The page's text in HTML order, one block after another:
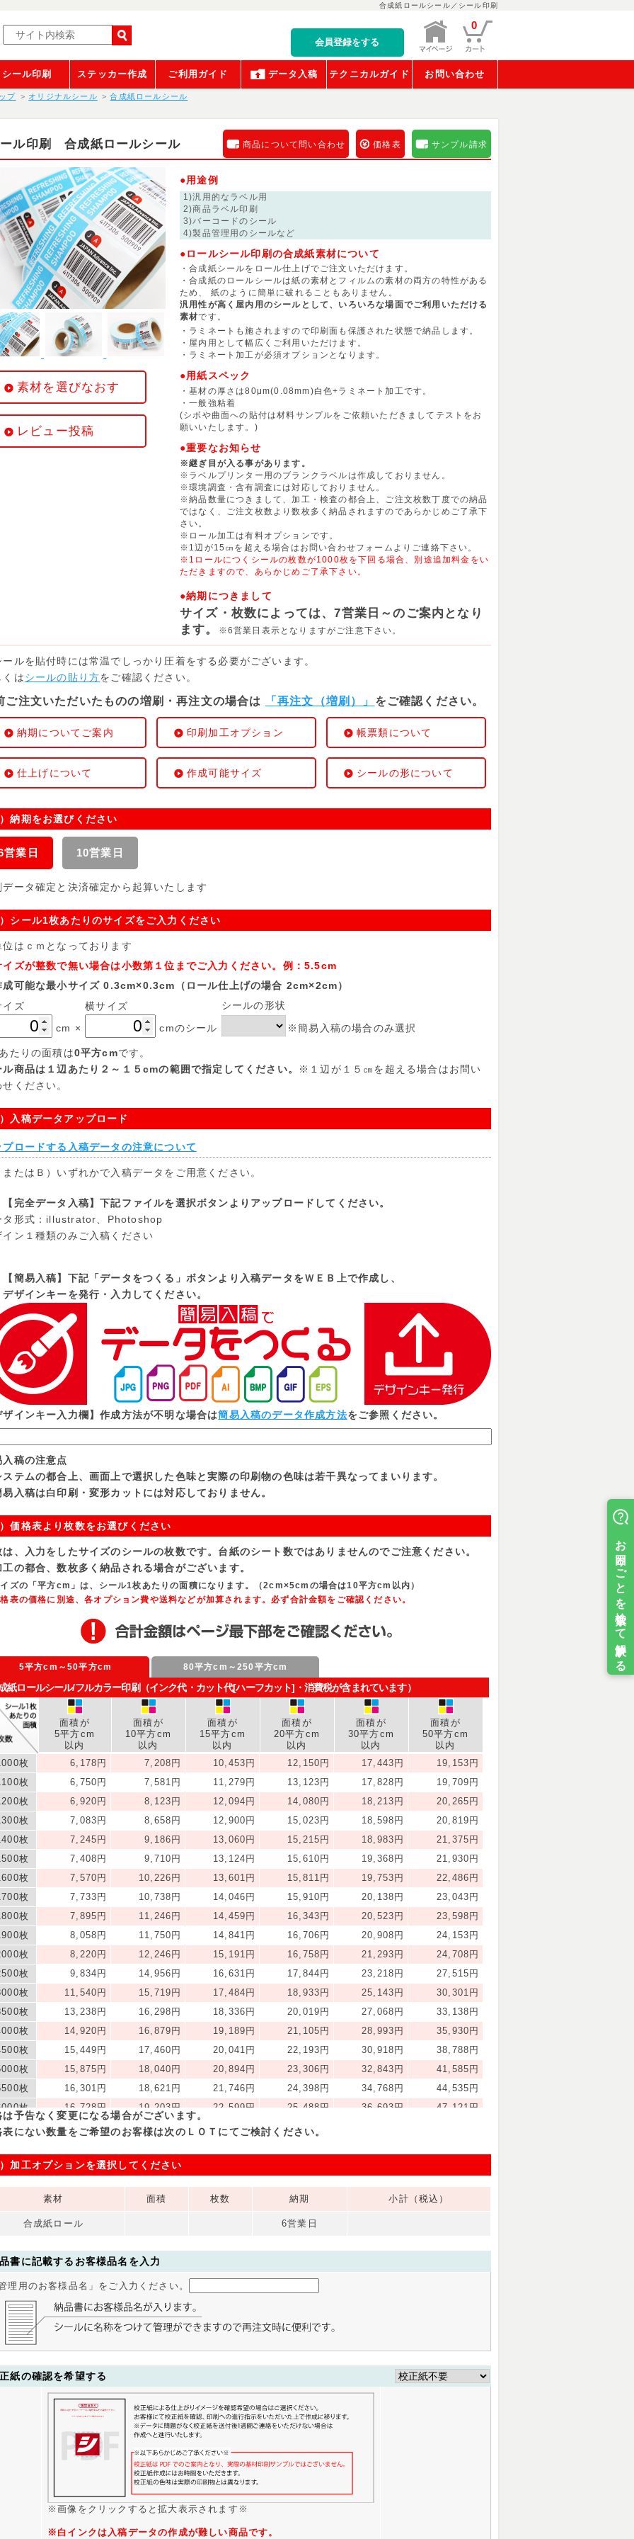
合成紙ロールシール／シール印刷
会員登録をする
0
シール印刷 ステッカー作成 ご利用ガイド データ入稿 テクニカルガイド お問い合わせ
プ オリジナルシール 合成紙ロールシール
ル印刷 合成紙ロールシール 商品について問い合わせ 価格表 サンプル請求
素材を選びなおす
レビュー投稿
●用途例
1)汎用的なラベル用
2)商品ラベル印刷
3)バーコードのシール
4)製品管理用のシールなど
●ロールシール印刷の合成紙素材について
・合成紙シールをロール仕上げでご注文いただけます。
・合成紙のロールシールは紙の素材とフィルムの素材の両方の特性がある
ため、 紙のように簡単に破れることもありません。
汎用性が高く屋内用のシールとして、いろいろな場面でご利用いただける
素材です。
・ラミネートも施されますので印刷面も保護された状態で納品します。
・屋内用として幅広くご利用いただけます。
・ラミネート加工が必須オプションとなります。
●用紙スペック
・基材の厚さは80μm(0.08mm)白色+ラミネート加工です。
・一般強粘着
(シボや曲面への貼付は材料サンプルをご依頼いただきましてテストをお
願いいたします。)
●重要なお知らせ
※継ぎ目が入る事があります。
※ラベルプリンター用のブランクラベルは作成しておりません。
※環境調査・含有調査には対応しておりません。
※納品数量につきまして、加工・検査の都合上、ご注文枚数丁度での納品
ではなく、ご注文枚数より数枚多く納品されますのであらかじめご了承下
さい。
※ロール加工は有料オプションです。
※1辺が15㎝を超える場合はお問い合わせフォームよりご連絡下さい。
※1ロールにつくシールの枚数が1000枚を下回る場合、別途追加料金をい
ただきますので、あらかじめご了承下さい。
●納期につきまして
サイズ・枚数によっては、7営業日～のご案内となり
ます。
※6営業日表示となりますがご注意下さい。
ルを貼付時には常温でしっかり圧着をする必要がございます。
くはシールの貼り方をご確認ください。
ご注文いただいたものの増刷・再注文の場合は 「再注文（増刷）」 をご確認ください。
納期についてご案内 印刷加工オプション 帳票類について
仕上げについて 作成可能サイズ シールの形について
納期をお選びください
営業日 10営業日
データ確定と決済確定から起算いたします
シール1枚あたりのサイズをご入力ください
はｃｍとなっております
ズが整数で無い場合は小数第１位までご入力ください。例：5.5cm
可能な最小サイズ 0.3cm×0.3cm（ロール仕上げの場合 2cm×2cm）
イズ
cm ×
横サイズ
cmのシール
シールの形状
※簡易入稿の場合のみ選択
たりの面積は0平方cmです。
ル商品は１辺あたり２～１５cmの範囲で指定してください。
※１辺が１５㎝を超える場合はお問い
ください。
入稿データアップロード
プロードする入稿データの注意について
またはＢ）いずれかで入稿データをご用意ください。
【完全データ入稿】下記ファイルを選択ボタンよりアップロードしてください。
タ形式：illustrator、Photoshop
イン１種類のみご入稿ください
【簡易入稿】下記「データをつくる」ボタンより入稿データをＷＥＢ上で作成し、
インキーを発行・入力してください。
ザインキー入力欄】作成方法が不明な場合は簡易入稿のデータ作成方法をご参照ください。
入稿の注意点
ステムの都合上、画面上で選択した色味と実際の印刷物の色味は若干異なってまいります。
易入稿は白印刷・変形カットには対応しておりません。
価格表より枚数をお選びください
は、入力をしたサイズのシールの枚数です。台紙のシート数ではありませんのでご注意ください。
の都合、数枚多く納品される場合がございます。
ズの「平方cm」は、シール1枚あたりの面積になります。（2cm×5cmの場合は10平方cm以内）
表の価格に別途、各オプション費や送料などが加算されます。必ず合計金額をご確認ください。
5平方cm～50平方cm 80平方cm～250平方cm
紙ロールシール/フルカラー印刷（インク代・カット代[ハーフカット]・消費税が含まれています）
面積が
5平方cm
以内
面積が
10平方cm
以内
面積が
15平方cm
以内
面積が
20平方cm
以内
面積が
30平方cm
以内
面積が
50平方cm
以内
枚
6,178円 7,208円 10,453円 12,150円 17,443円
19,153円
枚
6,750円 7,581円 11,279円 13,123円 17,828円
19,709円
枚
6,920円 8,123円 12,094円 14,080円 18,213円
20,265円
枚
7,083円 8,658円 12,900円 15,023円 18,598円
20,819円
枚
7,245円 9,186円 13,060円 15,215円 18,983円
21,375円
枚
7,408円 9,710円 13,124円 15,610円 19,368円
21,930円
枚
7,570円 10,226円 13,601円 15,811円 19,753円
22,486円
枚
7,733円 10,738円 14,046円 15,910円 20,138円
23,043円
枚
7,895円 11,246円 14,459円 16,343円 20,523円
23,598円
枚
8,058円 11,750円 14,841円 16,706円 20,908円
24,153円
枚
8,220円 12,246円 15,191円 16,758円 21,293円
24,708円
枚
9,834円 14,956円 16,631円 17,844円 23,218円
27,515円
枚
11,540円 15,719円 17,484円 18,933円 25,143円
30,301円
枚
13,238円 16,298円 18,336円 20,019円 27,068円
33,138円
枚
14,920円 16,879円 19,189円 21,105円 28,993円
35,930円
枚
15,449円 17,460円 20,041円 22,193円 30,918円
38,788円
枚
15,875円 18,040円 20,894円 23,306円 32,843円
41,585円
枚
16,301円 18,621円 21,746円 24,398円 34,768円
44,535円
枚
16,728円 19,203円 22,599円 25,488円 36,693円
47,121円
枚
17,154円 19,781円 23,451円 26,778円
枚
18,006円 21,861円
24,114円 28,336円 33,485円 46,034円
61,200円
枚
19,651円 35,158円
枚
21,284円 27,489円
枚
29,440円 38,756円 46,201円 55,294円
枚
枚
45,761円 61,291円
枚
枚
70,246円 178,058円 252,579円
は予告なく変更になる場合がございます。
表にない数量をご希望のお客様は次のＬＯＴにてご検討ください。
加工オプションを選択してください
素材 面積 枚数 納期 小計（税込）
合成紙ロール 6営業日
書に記載するお客様品名を入力
理用のお客様品名」をご入力ください。
紙の確認を希望する
※画像をクリックすると拡大表示されます※
※白インクは入稿データの作成が難しい商品です。